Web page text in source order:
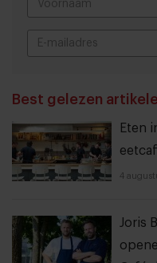
Best gelezen
Eten
4
Joris